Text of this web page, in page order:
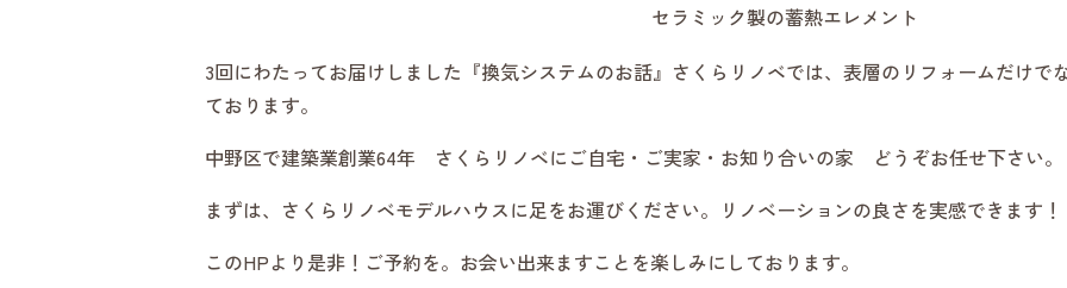
セラミック製の蓄熱エレメント
3回にわたってお届けしました『換気システムのお話』さくらリノベでは、表層のリフォームだけで
ております。
中野区で建築業創業64年 さくらリノベにご自宅・ご実家・お知り合いの家 どうぞお任せ下さ
まずは、さくらリノベモデルハウスに足をお運びください。リノベーションの良さを実感できます！
このHPより是非！ご予約を。お会い出来ますことを楽しみにしております。